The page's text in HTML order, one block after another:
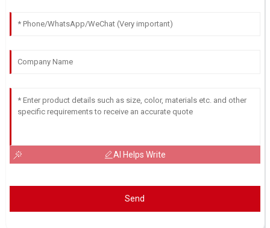
AI Helps Write
Send